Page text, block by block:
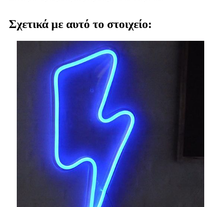
Σχετικά με αυτό το στοιχείο: